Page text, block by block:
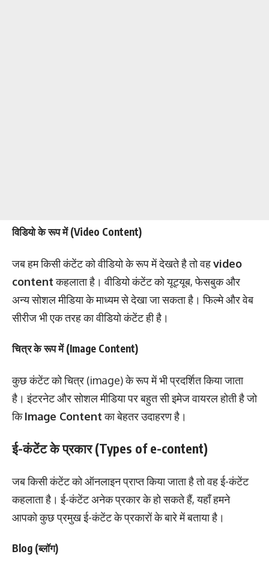
विडियो के रूप में (Video Content)
जब हम किसी कंटेंट को वीडियो के रूप में देखते है तो वहvideo
contentकहलाता है। वीडियो कंटेंट को यूट्यूब, फेसबुक और
अन्य सोशल मीडिया के माध्यम से देखा जा सकता है। फिल्मे और वेब
सीरीज भी एक तरह का वीडियो कंटेंट ही है।
चित्र के रूप में (Image Content)
कुछ कंटेंट को चित्र (image) के रूप में भी प्रदर्शित किया जाता
है। इंटरनेट और सोशल मीडिया पर बहुत सी इमेज वायरल होती है जो
किImage Contentका बेहतर उदाहरण है।
ई-कंटेंट के प्रकार (Types of e-content)
जब किसी कंटेंट को ऑनलाइन प्राप्त किया जाता है तो वह ई-कंटेंट
कहलाता है। ई-कंटेंट अनेक प्रकार के हो सकते हैं, यहाँ हमने
आपको कुछ प्रमुख ई-कंटेंट के प्रकारों के बारे में बताया है।
Blog (ब्लॉग)